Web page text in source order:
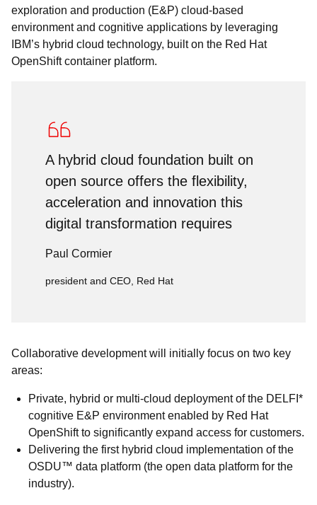
exploration and production (E&P) cloud-based
environment and cognitive applications by leveraging
IBM’s hybrid cloud technology, built on the Red Hat
OpenShift container platform.
A hybrid cloud foundation built on
open source offers the flexibility,
acceleration and innovation this
digital transformation requires
Paul Cormier
president and CEO, Red Hat
Collaborative development will initially focus on two key
areas:
Private, hybrid or multi-cloud deployment of the DELFI*
cognitive E&P environment enabled by Red Hat
OpenShift to significantly expand access for customers.
Delivering the first hybrid cloud implementation of the
OSDU™ data platform (the open data platform for the
industry).